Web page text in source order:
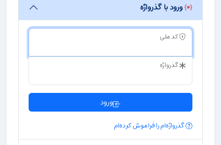
ورود با گذرواژه
کد ملی
گذرواژه
ورود
گذرواژه‌ام را فراموش کرده‌ام